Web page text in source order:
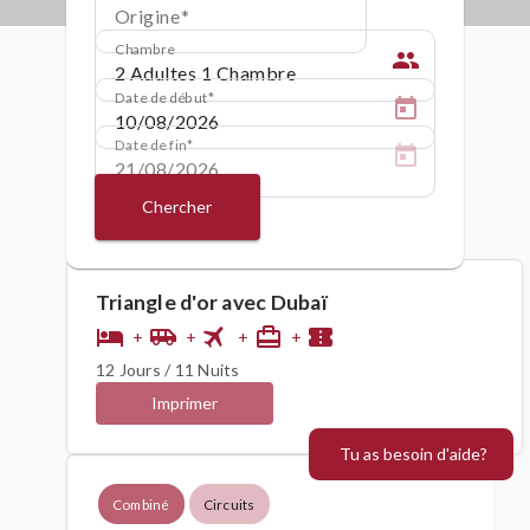
Origine
Chambre people
Date de début
Date de fin
Chercher
Combiné Circuits
Triangle d'or avec Dubaï
hotel + airport_shuttle + flight + card_travel + confirmation_number
12 Jours / 11 Nuits
Imprimer
Tu as besoin d'aide?